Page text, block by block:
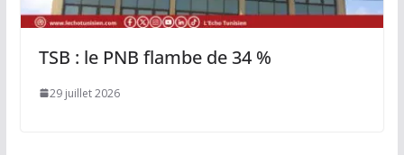
TSB : le PNB flambe de 34 %
29 juillet 2026